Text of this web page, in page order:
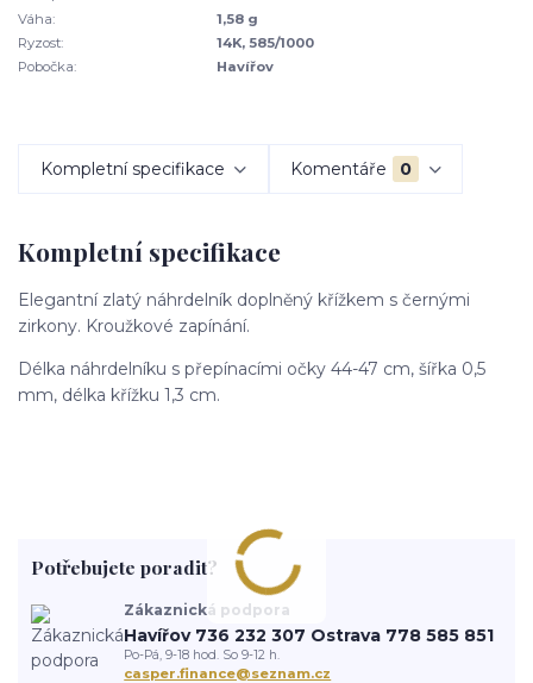
Váha:
1,58 g
Ryzost:
14K, 585/1000
Pobočka:
Havířov
Kompletní specifikace Komentáře 0
Kompletní specifikace
Elegantní zlatý náhrdelník doplněný křížkem s černými
zirkony. Kroužkové zapínání.
Délka náhrdelníku s přepínacími očky 44-47 cm, šířka 0,5
mm, délka křížku 1,3 cm.
Potřebujete poradit?
Zákaznická podpora
Havířov 736 232 307 Ostrava 778 585 851
Po-Pá, 9-18 hod. So 9-12 h.
casper.finance@seznam.cz